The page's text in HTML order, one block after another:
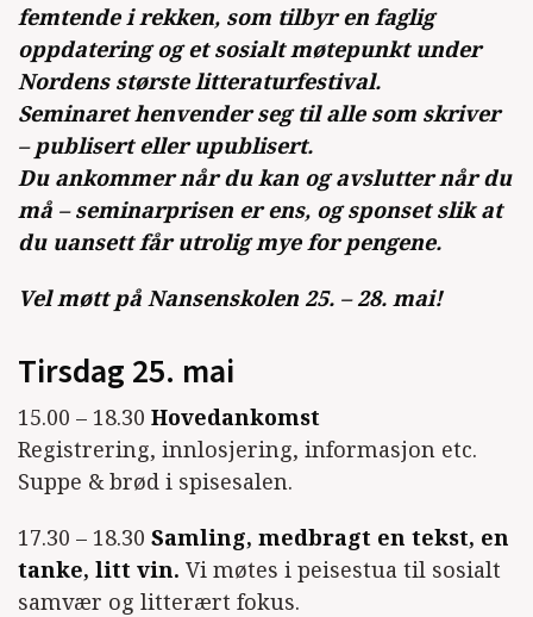
femtende i rekken, som tilbyr en faglig
oppdatering og et sosialt møtepunkt under
Nordens største litteraturfestival.
Seminaret henvender seg til alle som skriver
– publisert eller upublisert.
Du ankommer når du kan og avslutter når du
må – seminarprisen er ens, og sponset slik at
du uansett får utrolig mye for pengene.
Vel møtt på Nansenskolen 25. – 28. mai!
Tirsdag 25. mai
15.00 – 18.30 Hovedankomst
Registrering, innlosjering, informasjon etc.
Suppe & brød i spisesalen.
17.30 – 18.30 Samling, medbragt en tekst, en
tanke, litt vin. Vi møtes i peisestua til sosialt
samvær og litterært fokus.